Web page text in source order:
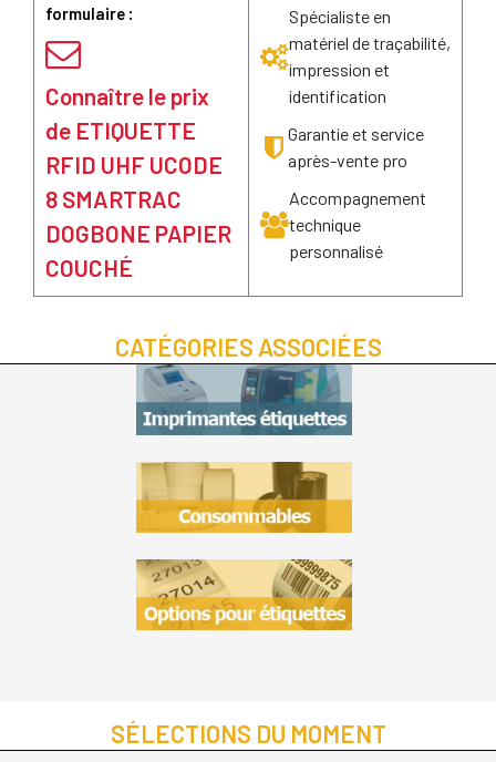
formulaire :
Connaître le prix
de ETIQUETTE
RFID UHF UCODE
8 SMARTRAC
DOGBONE PAPIER
COUCHÉ
Spécialiste en
matériel de traçabilité,
impression et
identification
Garantie et service
après-vente pro
Accompagnement
technique
personnalisé
CATÉGORIES ASSOCIÉES
SÉLECTIONS DU MOMENT